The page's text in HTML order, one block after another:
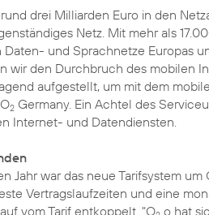
drei Milliarden Euro in den
Netz. Mit mehr als
und Sprachnetze Europas
wir den Durchbruch des mobilen
aufgestellt, um mit dem
2 Germany. Ein Achtel des
Internet- und Datendiensten.
Jahr war das neue Tarifsystem um
Vertragslaufzeiten und eine
vom Tarif entkoppelt. "O o hat